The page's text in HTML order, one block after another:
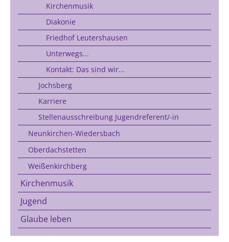
Kirchenmusik
Diakonie
Friedhof Leutershausen
Unterwegs...
Kontakt: Das sind wir...
Jochsberg
Karriere
Stellenausschreibung Jugendreferent/-in
Neunkirchen-Wiedersbach
Oberdachstetten
Weißenkirchberg
Kirchenmusik
Jugend
Glaube leben